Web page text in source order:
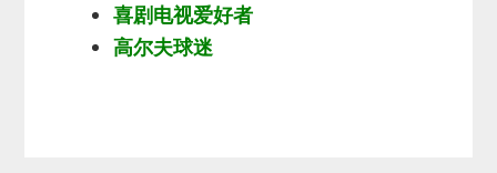
喜剧电视爱好者
高尔夫球迷